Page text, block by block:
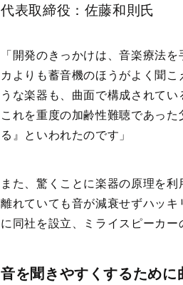
代表取締役：佐藤和則氏
「開発のきっかけは、音楽療法
カよりも蓄音機のほうがよく聞
うな楽器も、曲面で構成されて
これを重度の加齢性難聴であっ
る』といわれたのです」
また、驚くことに楽器の原理を
離れていても音が減衰せずハッ
に同社を設立、ミライスピーカー
音を聞きやすくするために